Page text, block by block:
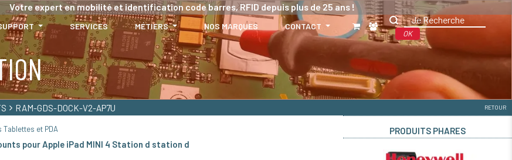
Votre expert en mobilité et identification code barres, RFID depuis plus de 25 ans !
SERVICES MÉTIERS NOS MARQUES CONTACT
OK
RAM-GDS-DOCK-V2-AP7U RETOUR
et PDA
pour Apple iPad MINI 4 Station d station d
PRODUITS PHARES